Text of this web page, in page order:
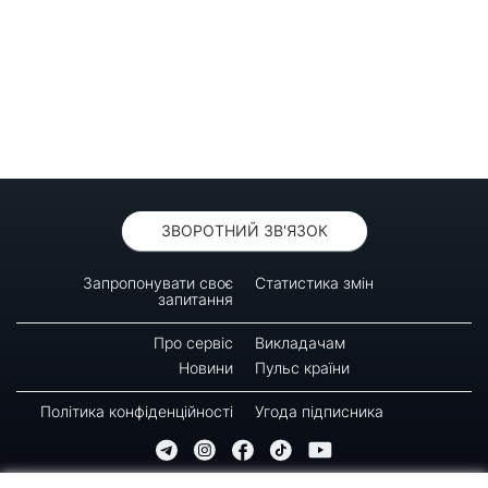
ЗВОРОТНИЙ ЗВ'ЯЗОК
Запропонувати своє
запитання
Статистика змін
Про сервіс
Викладачам
Новини
Пульс країни
Політика конфіденційності Угода підписника